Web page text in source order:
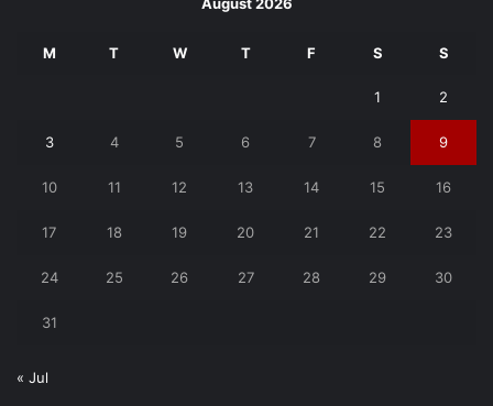
M T W T F S S
1 2
3 4 5 6 7 8 9
10 11 12 13 14 15 16
17 18 19 20 21 22 23
24 25 26 27 28 29 30
31
« Jul